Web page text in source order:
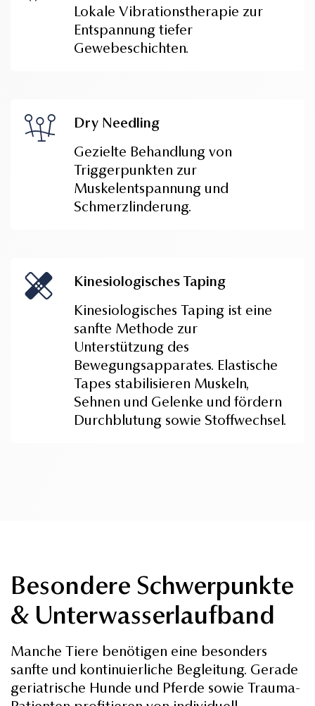
Lokale Vibrationstherapie zur
Entspannung tiefer
Gewebeschichten.
Dry Needling
Gezielte Behandlung von
Triggerpunkten zur
Muskelentspannung und
Schmerzlinderung.
Kinesiologisches Taping
Kinesiologisches Taping ist eine
sanfte Methode zur
Unterstützung des
Bewegungsapparates. Elastische
Tapes stabilisieren Muskeln,
Sehnen und Gelenke und fördern
Durchblutung sowie Stoffwechsel.
Besondere Schwerpunkte
& Unterwasserlaufband
Manche Tiere benötigen eine besonders
sanfte und kontinuierliche Begleitung. Gerade
geriatrische Hunde und Pferde sowie Trauma-